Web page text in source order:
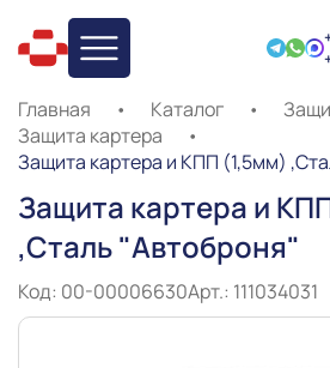
Главная • Каталог •
Защита картера
•
Защита картера и КПП (1,5мм)
Защита картера и
,Сталь "Автоброня"
Код: 00-00006630Арт.: 111034031